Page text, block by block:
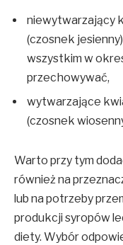
niewytwarzający
(czosnek
wszystkim w
przechowywać,
wytwarzające
(czosnek
Warto przy tym
również na
lub na potrzeby
produkcji syropów
diety. Wybór